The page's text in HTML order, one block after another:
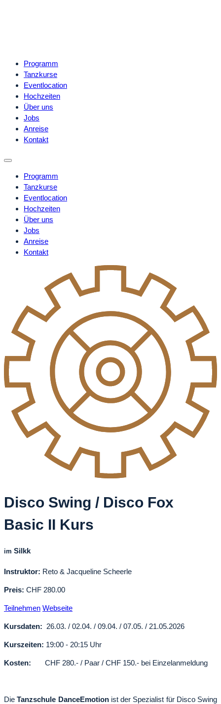
Programm
Tanzkurse
Eventlocation
Hochzeiten
Über uns
Jobs
Anreise
Kontakt
Programm
Tanzkurse
Eventlocation
Hochzeiten
Über uns
Jobs
Anreise
Kontakt
Disco Swing / Disco Fox
Basic II Kurs
im Silkk
Instruktor: Reto & Jacqueline Scheerle
Preis: CHF 280.00
Teilnehmen Webseite
Kursdaten: 26.03. / 02.04. / 09.04. / 07.05. / 21.05.2026
Kurszeiten: 19:00 - 20:15 Uhr
Kosten: CHF 280.- / Paar / CHF 150.- bei Einzelanmeldung
DieTanzschule DanceEmotionist der Spezialist für Disco Swing